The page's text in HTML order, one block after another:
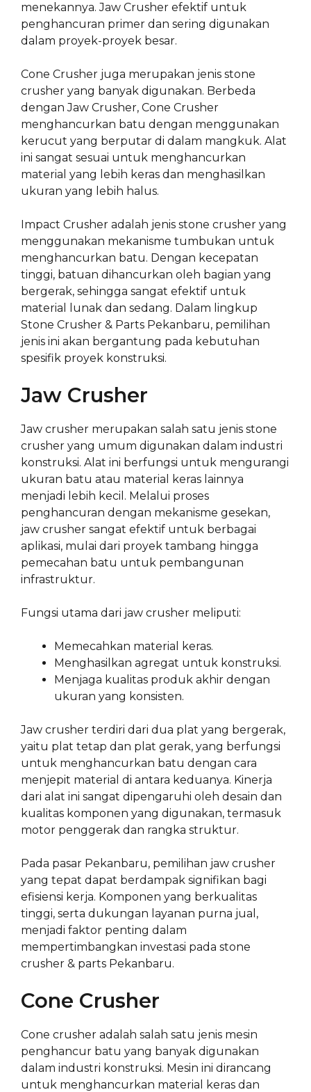
menekannya. Jaw Crusher efektif untuk
penghancuran primer dan sering digunakan
dalam proyek-proyek besar.
Cone Crusher juga merupakan jenis stone
crusher yang banyak digunakan. Berbeda
dengan Jaw Crusher, Cone Crusher
menghancurkan batu dengan menggunakan
kerucut yang berputar di dalam mangkuk. Alat
ini sangat sesuai untuk menghancurkan
material yang lebih keras dan menghasilkan
ukuran yang lebih halus.
Impact Crusher adalah jenis stone crusher yang
menggunakan mekanisme tumbukan untuk
menghancurkan batu. Dengan kecepatan
tinggi, batuan dihancurkan oleh bagian yang
bergerak, sehingga sangat efektif untuk
material lunak dan sedang. Dalam lingkup
Stone Crusher & Parts Pekanbaru, pemilihan
jenis ini akan bergantung pada kebutuhan
spesifik proyek konstruksi.
Jaw Crusher
Jaw crusher merupakan salah satu jenis stone
crusher yang umum digunakan dalam industri
konstruksi. Alat ini berfungsi untuk mengurangi
ukuran batu atau material keras lainnya
menjadi lebih kecil. Melalui proses
penghancuran dengan mekanisme gesekan,
jaw crusher sangat efektif untuk berbagai
aplikasi, mulai dari proyek tambang hingga
pemecahan batu untuk pembangunan
infrastruktur.
Fungsi utama dari jaw crusher meliputi:
Memecahkan material keras.
Menghasilkan agregat untuk konstruksi.
Menjaga kualitas produk akhir dengan
ukuran yang konsisten.
Jaw crusher terdiri dari dua plat yang bergerak,
yaitu plat tetap dan plat gerak, yang berfungsi
untuk menghancurkan batu dengan cara
menjepit material di antara keduanya. Kinerja
dari alat ini sangat dipengaruhi oleh desain dan
kualitas komponen yang digunakan, termasuk
motor penggerak dan rangka struktur.
Pada pasar Pekanbaru, pemilihan jaw crusher
yang tepat dapat berdampak signifikan bagi
efisiensi kerja. Komponen yang berkualitas
tinggi, serta dukungan layanan purna jual,
menjadi faktor penting dalam
mempertimbangkan investasi pada stone
crusher & parts Pekanbaru.
Cone Crusher
Cone crusher adalah salah satu jenis mesin
penghancur batu yang banyak digunakan
dalam industri konstruksi. Mesin ini dirancang
untuk menghancurkan material keras dan